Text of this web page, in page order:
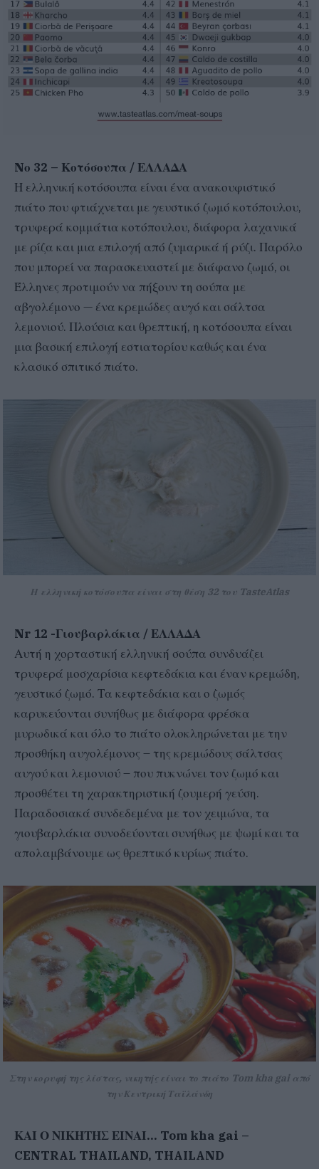
Nο 32 – Κοτόσουπα / ΕΛΛΑΔΑ
Η ελληνική κοτόσουπα είναι ένα ανακουφιστικό
πιάτο που φτιάχνεται με γευστικό ζωμό κοτόπουλου,
τρυφερά κομμάτια κοτόπουλου, διάφορα λαχανικά
με ρίζα και μια επιλογή από ζυμαρικά ή ρύζι. Παρόλο
που μπορεί να παρασκευαστεί με διάφανο ζωμό, οι
Έλληνες προτιμούν να πήξουν τη σούπα με
αβγολέμονο — ένα κρεμώδες αυγό και σάλτσα
λεμονιού. Πλούσια και θρεπτική, η κοτόσουπα είναι
μια βασική επιλογή εστιατορίου καθώς και ένα
κλασικό σπιτικό πιάτο.
Η ελληνική κοτόσουπα είναι στη θέση 32 του TasteAtlas
Nr 12 -Γιουβαρλάκια / ΕΛΛΑΔΑ
Αυτή η χορταστική ελληνική σούπα συνδυάζει
τρυφερά μοσχαρίσια κεφτεδάκια και έναν κρεμώδη,
γευστικό ζωμό. Τα κεφτεδάκια και ο ζωμός
καρυκεύονται συνήθως με διάφορα φρέσκα
μυρωδικά και όλο το πιάτο ολοκληρώνεται με την
προσθήκη αυγολέμονος – της κρεμώδους σάλτσας
αυγού και λεμονιού – που πυκνώνει τον ζωμό και
προσθέτει τη χαρακτηριστική ζουμερή γεύση.
Παραδοσιακά συνδεδεμένα με τον χειμώνα, τα
γιουβαρλάκια συνοδεύονται συνήθως με ψωμί και τα
απολαμβάνουμε ως θρεπτικό κυρίως πιάτο.
Στην κορυφή της λίστας, νικητής είναι το πιάτο Tom kha gai από
την Κεντρική Ταϊλάνδη
ΚΑΙ Ο ΝΙΚΗΤΗΣ ΕΙΝΑΙ… Tom kha gai –
CENTRAL THAILAND, THAILAND